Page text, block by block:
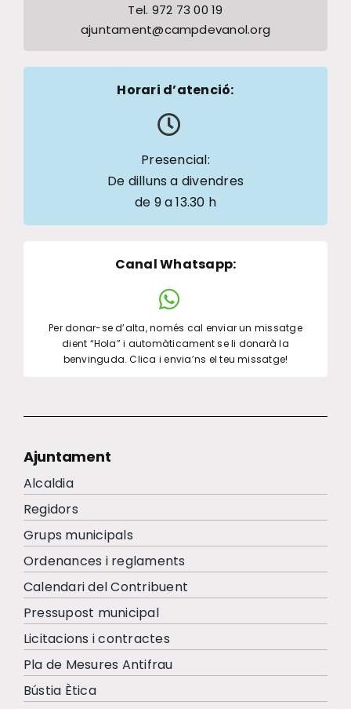
Tel. 972 73 00 19
ajuntament@campdevanol.org
Horari d’atenció:
Presencial:
De dilluns a divendres
de 9 a 13.30 h
Canal Whatsapp:
Per donar-se d’alta, només cal enviar un missatge
dient “Hola” i automàticament se li donarà la
benvinguda. Clica i envia’ns el teu missatge!
Ajuntament
Alcaldia
Regidors
Grups municipals
Ordenances i reglaments
Calendari del Contribuent
Pressupost municipal
Licitacions i contractes
Pla de Mesures Antifrau
Bústia Ètica